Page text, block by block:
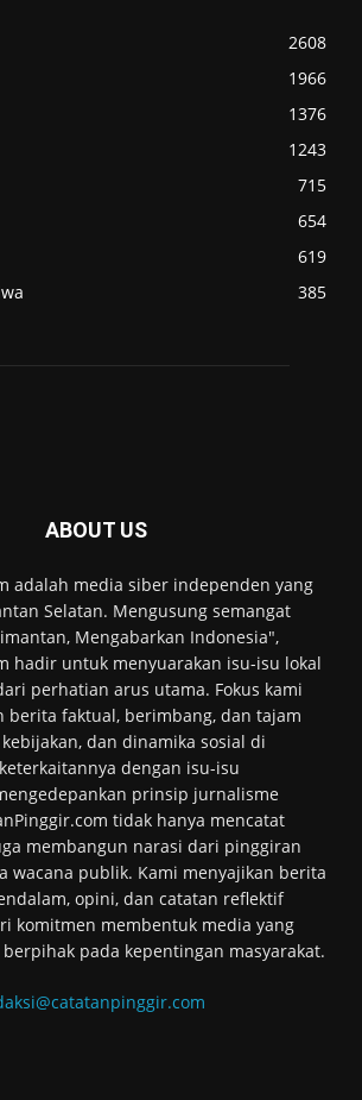
2608
1966
1376
1243
715
654
619
385
ABOUT US
adalah media siber independen yang
Selatan. Mengusung semangat
Mengabarkan Indonesia",
hadir untuk menyuarakan isu-isu lokal
perhatian arus utama. Fokus kami
berita faktual, berimbang, dan tajam
dan dinamika sosial di
dengan isu-isu
prinsip jurnalisme
tidak hanya mencatat
membangun narasi dari pinggiran
wacana publik. Kami menyajikan berita
opini, dan catatan reflektif
komitmen membentuk media yang
pada kepentingan masyarakat.